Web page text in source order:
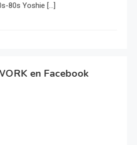
80s Yoshie […]
en Facebook